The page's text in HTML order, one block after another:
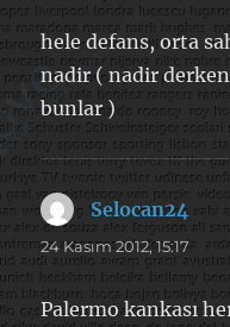
hele defans, orta
nadir ( nadir
bunlar )
Selocan24 dedi
ki:
24 Kasım 2012, 15:17
Palermo kankası